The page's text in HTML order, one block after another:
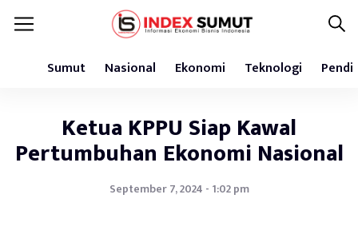
Sumut Nasional Ekonomi Teknologi
Ketua KPPU Siap Kawal
Pertumbuhan Ekonomi Nasional
September 7, 2024 - 1:02 pm